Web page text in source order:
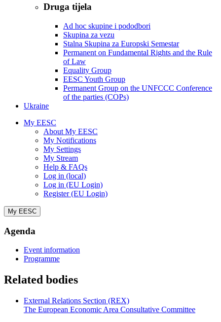
Druga tijela
Ad hoc skupine i pododbori
Skupina za vezu
Stalna Skupina za Europski Semestar
Permanent on Fundamental Rights and the Rule
of Law
Equality Group
EESC Youth Group
Permanent Group on the UNFCCC Conference
of the parties (COPs)
Ukraine
My EESC
About My EESC
My Notifications
My Settings
My Stream
Help & FAQs
Log in (local)
Log in (EU Login)
Register (EU Login)
My EESC
Agenda
Event information
Programme
Related bodies
External Relations Section (REX)
The European Economic Area Consultative Committee